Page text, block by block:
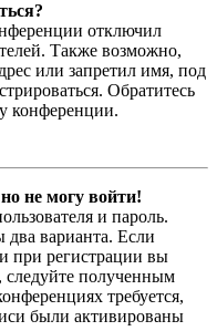
отключил
Также возможно,
или запретил имя, под
Обратитесь
конференции.
не могу войти!
и пароль.
варианта. Если
при регистрации вы
следуйте полученным
требуется,
были активированы